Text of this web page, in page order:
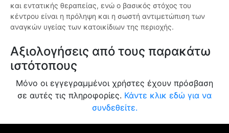
και εντατικής θεραπείας, ενώ ο βασικός στόχος του
κέντρου είναι η πρόληψη και η σωστή αντιμετώπιση των
αναγκών υγείας των κατοικίδιων της περιοχής.
Αξιολογήσεις από τους παρακάτω
ιστότοπους
Μόνο οι εγγεγραμμένοι χρήστες έχουν πρόσβαση
σε αυτές τις πληροφορίες. Κάντε κλικ εδώ για να
συνδεθείτε.